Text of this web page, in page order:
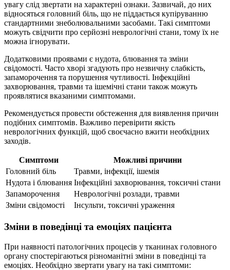
увагу слід звертати на характерні ознаки. Зазвичай, до них
відносяться головний біль, що не піддається купіруванню
стандартними знеболювальними засобами. Такі симптоми
можуть свідчити про серйозні неврологічні стани, тому їх не
можна ігнорувати.
Додатковими проявами є нудота, блювання та зміни
свідомості. Часто хворі згадують про незвичну слабкість,
запаморочення та порушення чутливості. Інфекційні
захворювання, травми та ішемічні стани також можуть
проявлятися вказаними симптомами.
Рекомендується провести обстеження для виявлення причин
подібних симптомів. Важливо перевірити якість
неврологічних функцій, щоб своєчасно вжити необхідних
заходів.
Симптоми
Можливі причини
Головний біль
Травми, інфекції, ішемія
Нудота і блювання Інфекційні захворювання, токсичні стани
Запаморочення
Неврологічні розлади, травми
Зміни свідомості
Інсульти, токсичні ураження
Зміни в поведінці та емоціях пацієнта
При наявності патологічних процесів у тканинах головного
органу спостерігаються різноманітні зміни в поведінці та
емоціях. Необхідно звертати увагу на такі симптоми: